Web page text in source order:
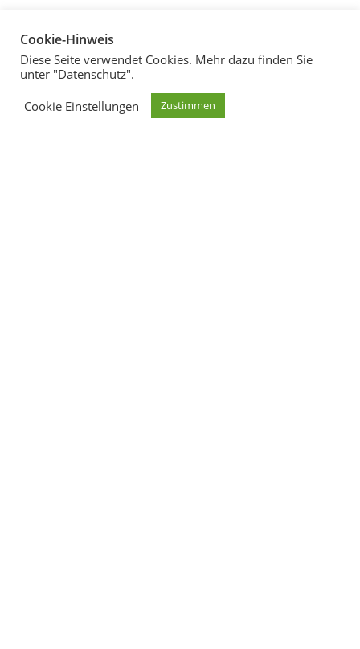
Alle Lautsprecher
Cookie-Hinweis
Diese Seite verwendet Cookies. Mehr dazu finden Sie
unter "Datenschutz".
Cookie Einstellungen
Zustimmen